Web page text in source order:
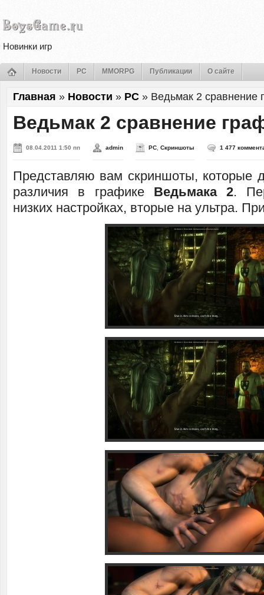
Новинки игр
Новости PC MMORPG Публикации О сайте
Главная » Новости » PC » Ведьмак 2 сравнение
Ведьмак 2 сравнение
08.04.2011 1:50 пп admin PC Скриншоты 1 477
Представляю вам скриншоты, которые
различия в графике Ведьмака 2.
низких настройках, вторые на ультра.